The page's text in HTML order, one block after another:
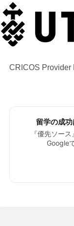
CRICOS Provider
留学の成
『優先ソー
Google